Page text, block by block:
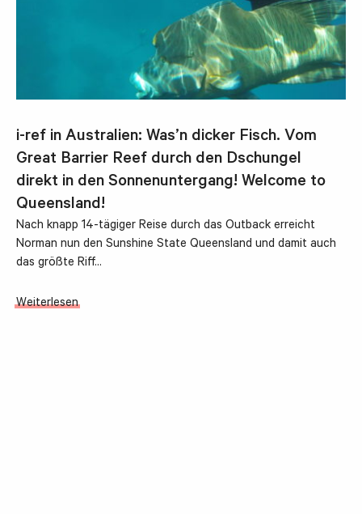
i-ref in Australien: Was’n dicker Fisch. Vom
Great Barrier Reef durch den Dschungel
direkt in den Sonnenuntergang! Welcome to
Queensland!
Nach knapp 14-tägiger Reise durch das Outback erreicht
Norman nun den Sunshine State Queensland und damit auch
das größte Riff…
Weiterlesen